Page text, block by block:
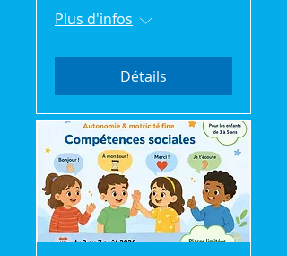
Plus d'infos
Détails